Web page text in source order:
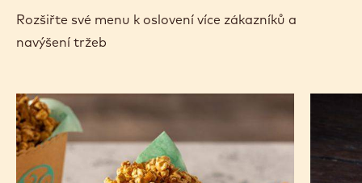
Rozšiřte své menu k oslovení více zákazníků a
navýšení tržeb
ČOKOLÁDOVÝ
POPCORN